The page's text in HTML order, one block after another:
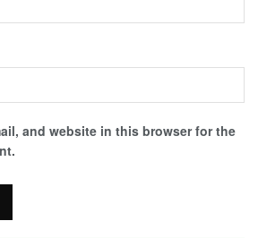
and website in this browser for the